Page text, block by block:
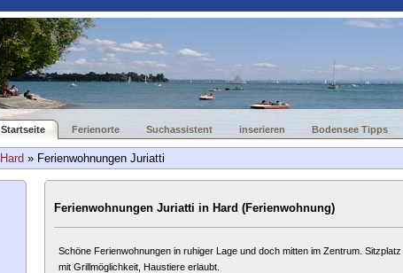
Startseite Ferienorte Suchassistent inserieren Bodensee Tipps
Hard » Ferienwohnungen Juriatti
Ferienwohnungen Juriatti in Hard (Ferienwohnung)
Schöne Ferienwohnungen in ruhiger Lage und doch mitten im Zentrum. Sitzplatz
mit Grillmöglichkeit, Haustiere erlaubt.